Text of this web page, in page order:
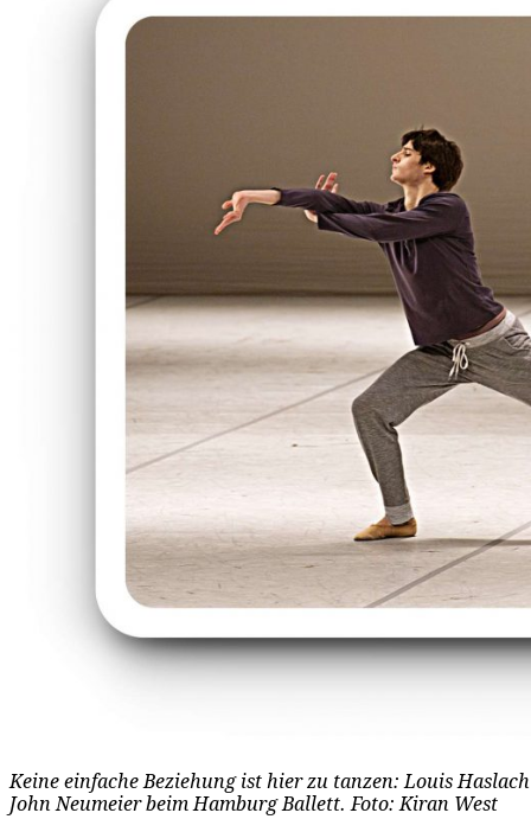
Keine einfache Beziehung ist hier zu tanzen: Louis
John Neumeier beim Hamburg Ballett. Foto: Kiran West